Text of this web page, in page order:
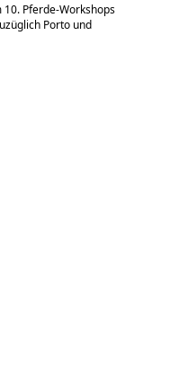
Pferde-Workshops
Porto und